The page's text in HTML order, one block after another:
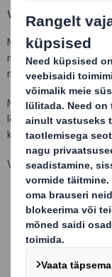
vajadustele.
Meie disainerid
maksimaalselt ära
materjalikulu
Me arvestame teie
lõppkasutaja
kaitstud.
Võtke meiega
Paindlikkust, mida
Automaatsetele
sobivaid pakendeid
Toodete